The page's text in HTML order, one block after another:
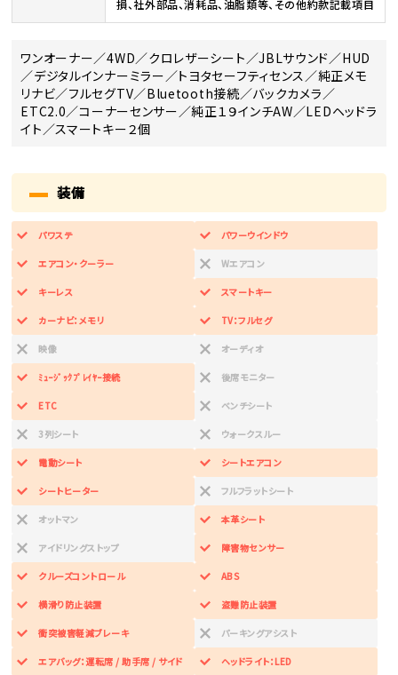
損、社外部品、消耗品、油脂類等、その他約款記載項目
ワンオーナー／4WD／クロレザーシート／JBLサウンド／HUD
／デジタルインナーミラー／トヨタセーフティセンス／純正メモ
リナビ／フルセグTV／Bluetooth接続／バックカメラ／
ETC2.0／コーナーセンサー／純正１９インチAW／LEDヘッドラ
イト／スマートキー２個
装備
パワステ パワーウインドウ
エアコン・クーラー Wエアコン
キーレス スマートキー
カーナビ：メモリ TV：フルセグ
映像 オーディオ
ﾐｭｰｼﾞｯｸﾌﾟﾚｲﾔｰ接続 後席モニター
ETC ベンチシート
3列シート ウォークスルー
電動シート シートエアコン
シートヒーター フルフラットシート
オットマン 本革シート
アイドリングストップ 障害物センサー
クルーズコントロール ABS
横滑り防止装置 盗難防止装置
衝突被害軽減ブレーキ パーキングアシスト
エアバッグ：運転席 / 助手席 / サイド ヘッドライト：LED